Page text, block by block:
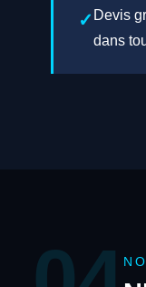
Devis
dans